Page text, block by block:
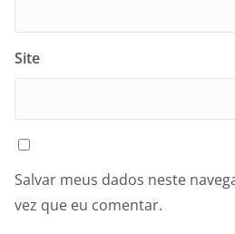
Site
Salvar meus dados neste
vez que eu comentar.